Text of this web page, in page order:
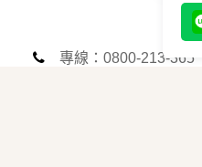
專線：0800-213-365